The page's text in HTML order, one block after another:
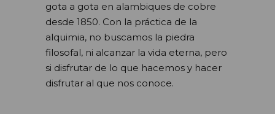
gota a gota en alambiques de cobre
desde 1850. Con la práctica de la
alquimia, no buscamos la piedra
filosofal, ni alcanzar la vida eterna, pero
si disfrutar de lo que hacemos y hacer
disfrutar al que nos conoce.